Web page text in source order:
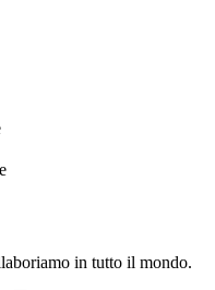
in tutto il mondo.